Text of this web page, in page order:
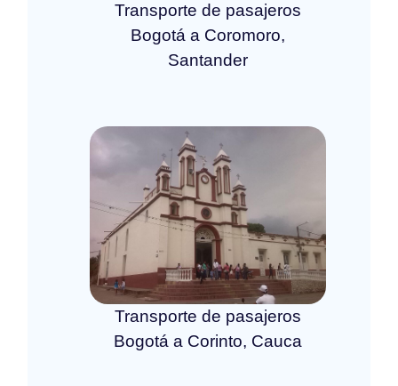
Transporte de pasajeros
Bogotá a Coromoro,
Santander
Transporte de pasajeros
Bogotá a Corinto, Cauca